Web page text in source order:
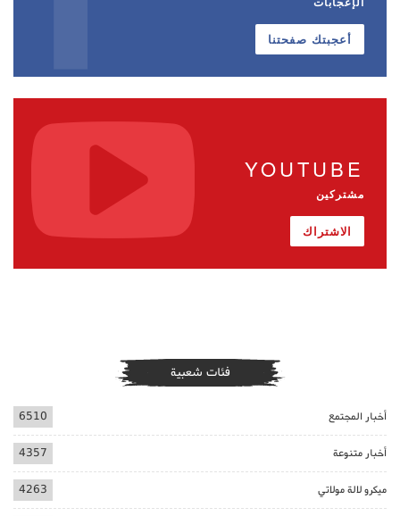
أعجبتك صفحتنا
YOUTUBE
مشتركين
الاشتراك
فئات شعبية
أخبار المجتمع 6510
أخبار متنوعة 4357
ميكرو لالة مولاتي 4263